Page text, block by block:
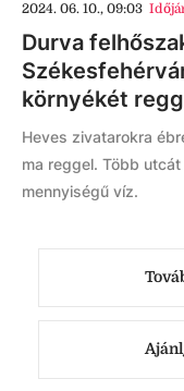
2024. 06. 10., 09:03
Durva
környékét
Heves zivatarokra
ma reggel. Több
mennyiségű víz.